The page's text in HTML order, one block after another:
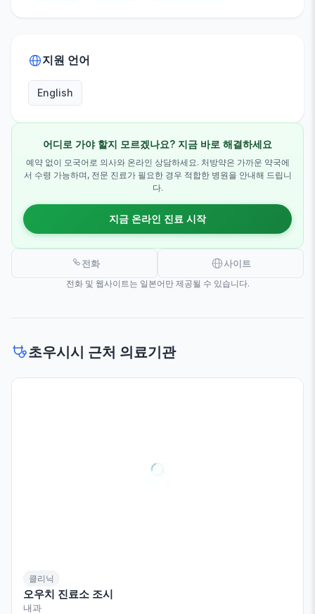
지원 언어
English
어디로 가야 할지 모르겠나요? 지금 바로 해결하세요
예약 없이 모국어로 의사와 온라인 상담하세요. 처방약은 가까운 약국에
서 수령 가능하며, 전문 진료가 필요한 경우 적합한 병원을 안내해 드립니
다.
지금 온라인 진료 시작
전화 사이트
전화 및 웹사이트는 일본어만 제공될 수 있습니다.
초우시시 근처 의료기관
클리닉
오우치 진료소 조시
내과